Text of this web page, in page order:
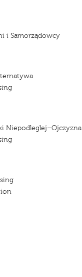
i Samorządowcy
Niepodleglej–Ojczyzna